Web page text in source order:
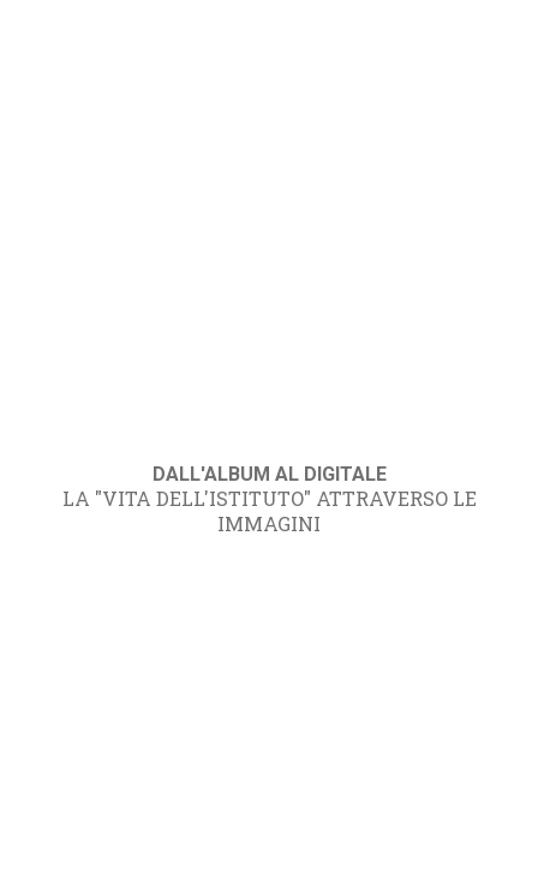
DALL'ALBUM AL DIGITALE
LA "VITA DELL'ISTITUTO" ATTRAVERSO LE
IMMAGINI